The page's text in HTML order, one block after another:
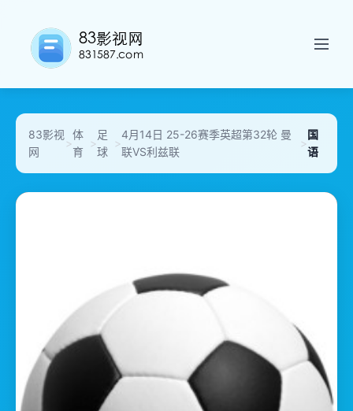
83影视
网
>
体
育
>
足
球
>
4月14日 25-26赛季英超第32轮 曼
联VS利兹联
>
国
语